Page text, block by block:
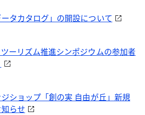
ータカタログ」の開設について
ーリズム推進シンポジウムの参加者
ショップ「創の実 自由が丘」新規
らせ